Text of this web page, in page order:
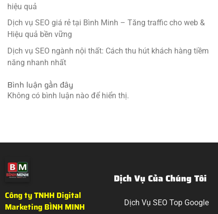
hiệu quả
Dịch vụ SEO giá rẻ tại Bình Minh – Tăng traffic cho web &
Hiệu quả bền vững
Dịch vụ SEO ngành nội thất: Cách thu hút khách hàng tiềm
năng nhanh nhất
Bình luận gần đây
Không có bình luận nào để hiển thị.
Công ty TNHH Digital
Marketing BÌNH MINH
Dịch Vụ Của Chúng Tôi
Dịch Vụ SEO Top Google